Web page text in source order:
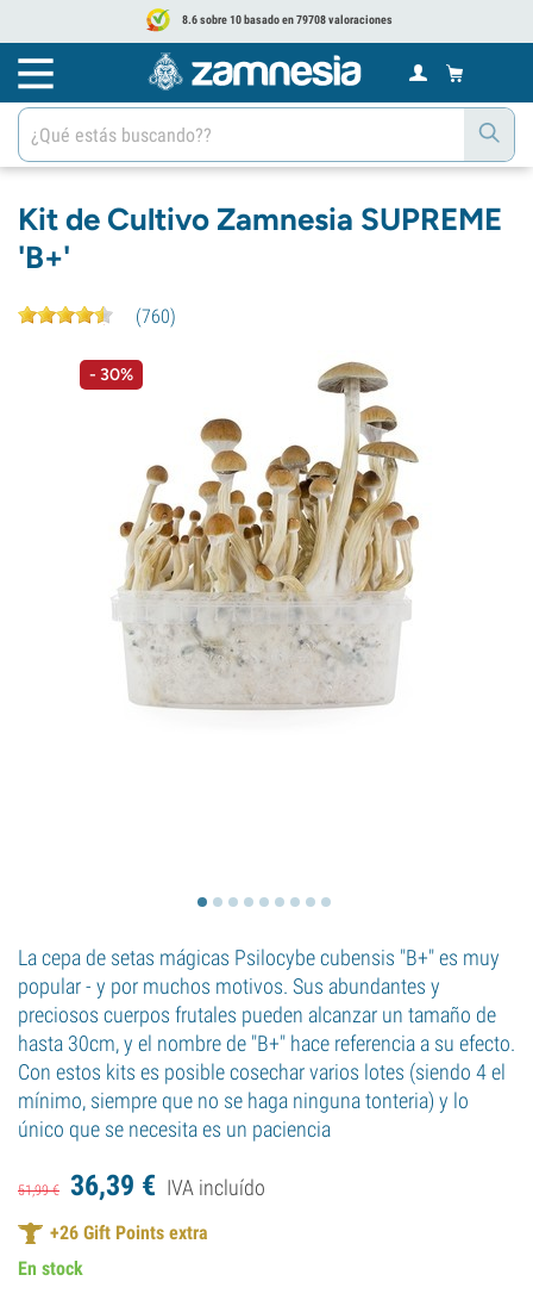
8.6 sobre 10 basado en 79708 valoraciones
Kit de Cultivo Zamnesia SUPREME
'B+'
(760)
- 30%
La cepa de setas mágicas Psilocybe cubensis "B+" es muy
popular - y por muchos motivos. Sus abundantes y
preciosos cuerpos frutales pueden alcanzar un tamaño de
hasta 30cm, y el nombre de "B+" hace referencia a su efecto.
Con estos kits es posible cosechar varios lotes (siendo 4 el
mínimo, siempre que no se haga ninguna tonteria) y lo
único que se necesita es un paciencia
51,99€ 36,39 € IVA incluído
+26 Gift Points extra
En stock